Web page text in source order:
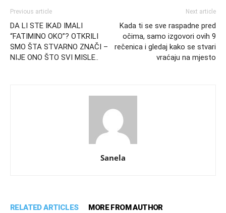
Previous article
DA LI STE IKAD IMALI
“FATIMINO OKO”? OTKRILI
SMO ŠTA STVARNO ZNAČI –
NIJE ONO ŠTO SVI MISLE..
Next article
Kada ti se sve raspadne pred
očima, samo izgovori ovih 9
rečenica i gledaj kako se stvari
vraćaju na mjesto
Sanela
RELATED ARTICLES MORE FROM AUTHOR